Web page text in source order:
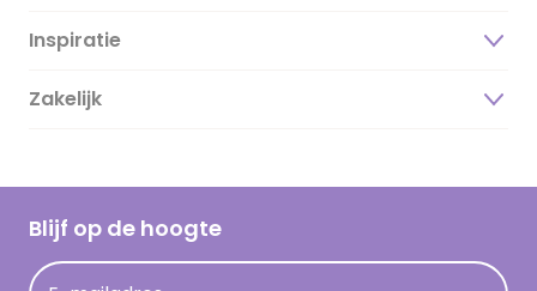
Over ons
Duurzaamheid
Hallmark Kaartclub
Acties
Inspiratie
Magazine
Cadeau inspiratie
Kaartinspiratie
Zakelijk
Blijf op de hoogte